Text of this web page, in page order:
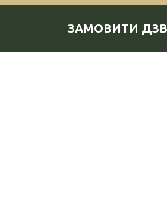
ЗАМОВИТИ